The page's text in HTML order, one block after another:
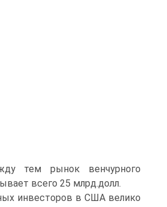
тем рынок венчурного
всего 25 млрд.долл.
инвесторов в США велико